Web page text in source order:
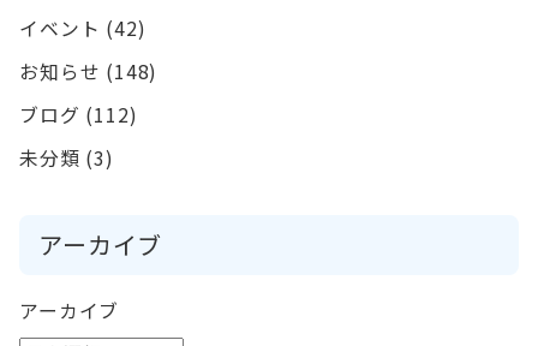
イベント (42)
お知らせ (148)
ブログ (112)
未分類 (3)
アーカイブ
アーカイブ